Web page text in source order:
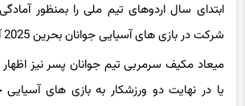
ابتدای سال اردوهای تیم ملی را بمنظور
شرکت در بازی های آسیایی جوانان بحرین 2025 آغاز کردیم.
میعاد مکیف سرمربی تیم جوانان پسر نیز